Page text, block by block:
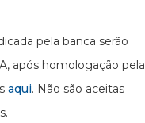
pela banca serão
após homologação pela
aqui. Não são aceitas